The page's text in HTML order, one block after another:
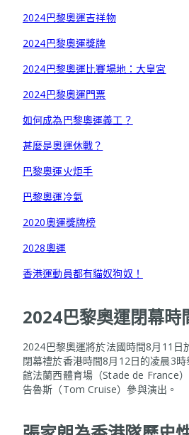
2024巴黎奧運吉祥物
2024巴黎奧運獎牌
2024巴黎奧運比賽場地：大皇宮
2024巴黎奧運門票
如何成為巴黎奧運義工？
甚麼是奧運休戰？
巴黎奧運火炬手
巴黎奧運冷氣
2020奧運獎牌榜
2028奧運
香港運動員都有貓奴狗奴！
2024巴黎奧運閉幕時
2024巴黎奧運將於法國時間8月11日
閉幕禮於香港時間8月12日的凌晨3
館法蘭西體育場（Stade de France
告魯斯（Tom Cruise）參與演出。